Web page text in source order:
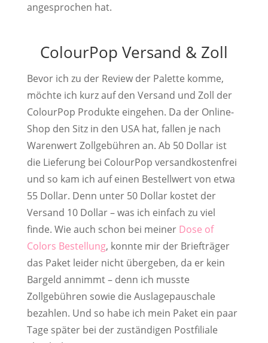
angesprochen hat.
ColourPop Versand & Zoll
Bevor ich zu der Review der Palette komme,
möchte ich kurz auf den Versand und Zoll der
ColourPop Produkte eingehen. Da der Online-
Shop den Sitz in den USA hat, fallen je nach
Warenwert Zollgebühren an. Ab 50 Dollar ist
die Lieferung bei ColourPop versandkostenfrei
und so kam ich auf einen Bestellwert von etwa
55 Dollar. Denn unter 50 Dollar kostet der
Versand 10 Dollar – was ich einfach zu viel
finde. Wie auch schon bei meiner Dose of
Colors Bestellung, konnte mir der Briefträger
das Paket leider nicht übergeben, da er kein
Bargeld annimmt – denn ich musste
Zollgebühren sowie die Auslagepauschale
bezahlen. Und so habe ich mein Paket ein paar
Tage später bei der zuständigen Postfiliale